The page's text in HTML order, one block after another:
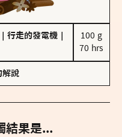
行走的發電機
100 g
70 hrs
解說
結果是...